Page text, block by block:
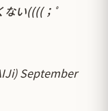
ない((((；ﾟ
September